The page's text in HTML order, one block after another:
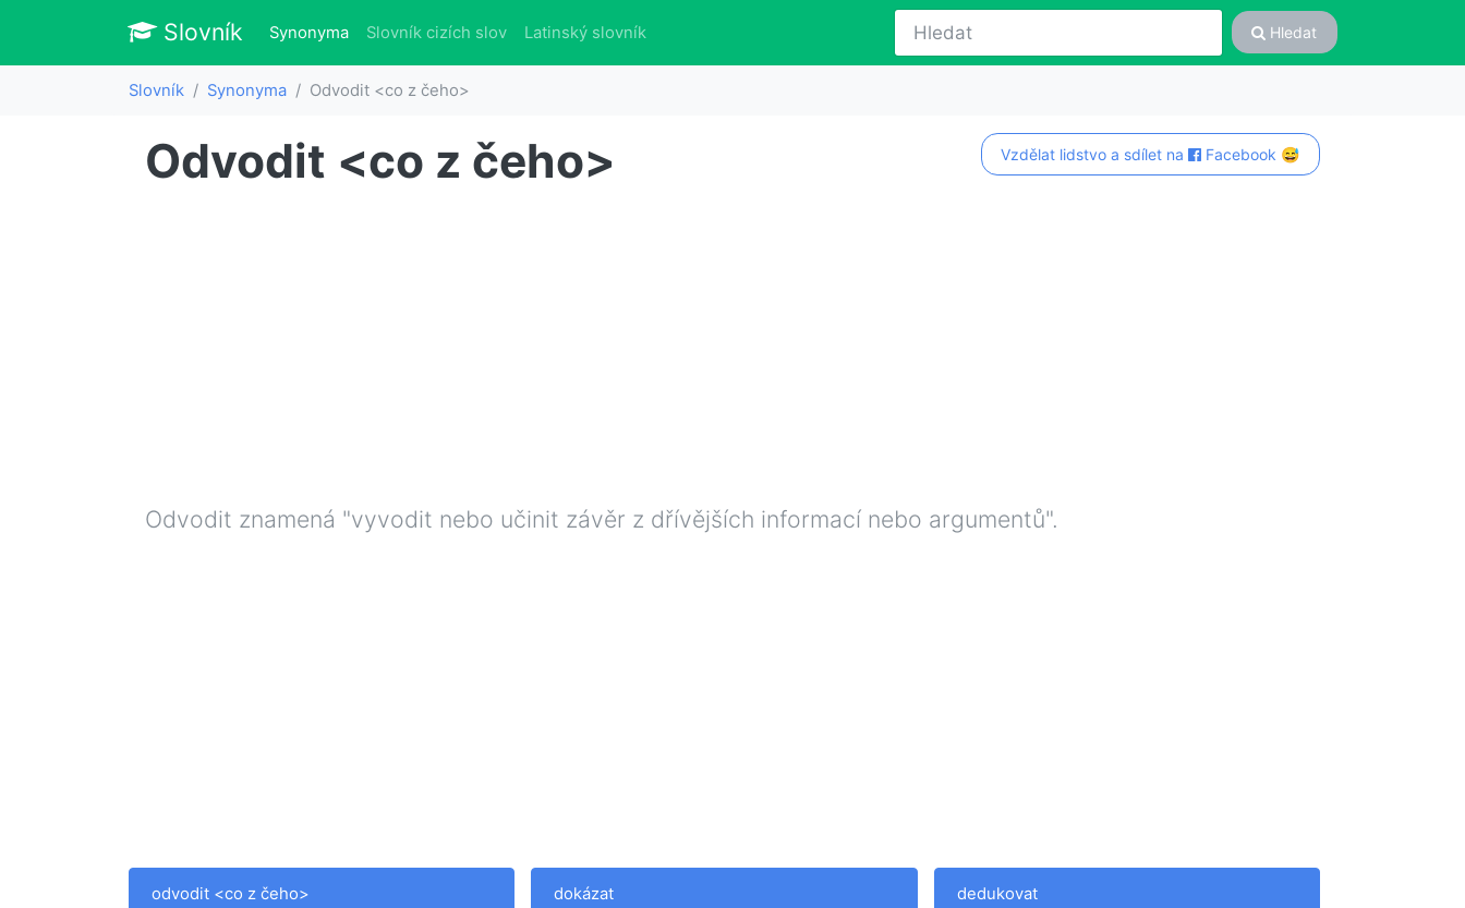
Slovník Slovník
Synonyma(aktuálně)
Slovník cizích slov Latinský slovník Hledat
Slovník Synonyma Odvodit <co z čeho>
Vzdělat lidstvo a sdílet na Facebook 😅
Odvodit <co z čeho>
Odvodit znamená "vyvodit nebo učinit závěr z dřívějších informací nebo argumentů".
odvodit <co z čeho> dokázat dedukovat